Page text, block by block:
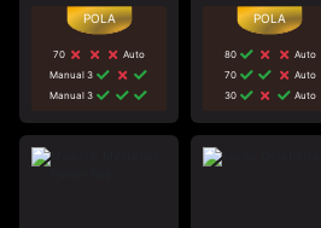
70
Auto
Manual 3
Manual 3
80
Auto
70
Auto
30
Auto